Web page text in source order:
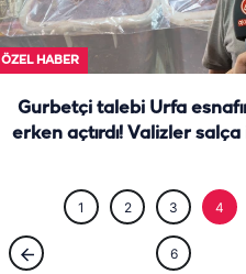
ÖZEL HABER
Gurbetçi talebi Urfa
erken açtırdı! Valizler
1 2 3 4
6